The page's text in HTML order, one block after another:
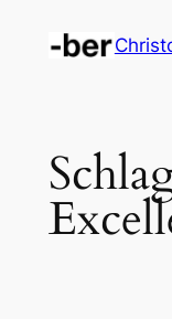
Inhalt